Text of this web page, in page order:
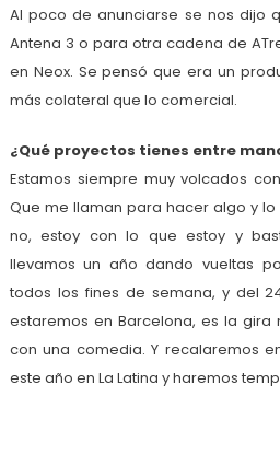
Al poco de anunciarse se nos dijo
Antena 3 o para otra cadena de
en Neox. Se pensó que era un
más colateral que lo comercial.
¿Qué proyectos tienes entre
Estamos siempre muy volcados
Que me llaman para hacer algo y
no, estoy con lo que estoy y
llevamos un año dando vueltas
todos los fines de semana, y del
estaremos en Barcelona, es la
con una comedia. Y recalaremos
este año en La Latina y haremos